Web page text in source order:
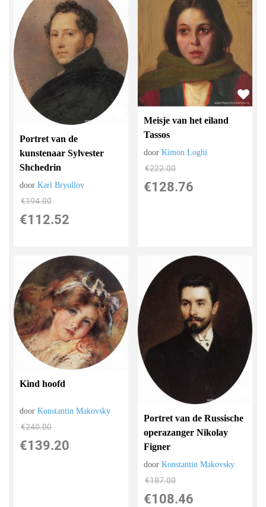
Portret van de
kunstenaar Sylvester
Shchedrin
doorKarl Bryullov
€194.00
€112.52
Meisje van het eiland
Tassos
doorKimon Loghi
€222.00
€128.76
Kind hoofd
doorKonstantin Makovsky
€240.00
€139.20
Portret van de Russische
operazanger Nikolay
Figner
doorKonstantin Makovsky
€187.00
€108.46